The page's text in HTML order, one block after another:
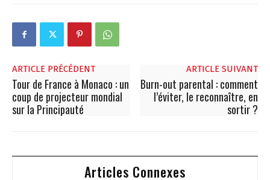
ARTICLE PRÉCÉDENT
Tour de France à Monaco : un
coup de projecteur mondial
sur la Principauté
ARTICLE SUIVANT
Burn-out parental : comment
l’éviter, le reconnaître, en
sortir ?
Articles Connexes